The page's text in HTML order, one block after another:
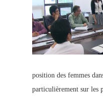
position des femmes
particulièrement sur les